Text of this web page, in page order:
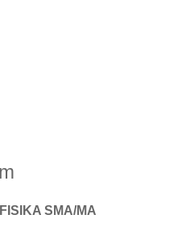
SMA/MA